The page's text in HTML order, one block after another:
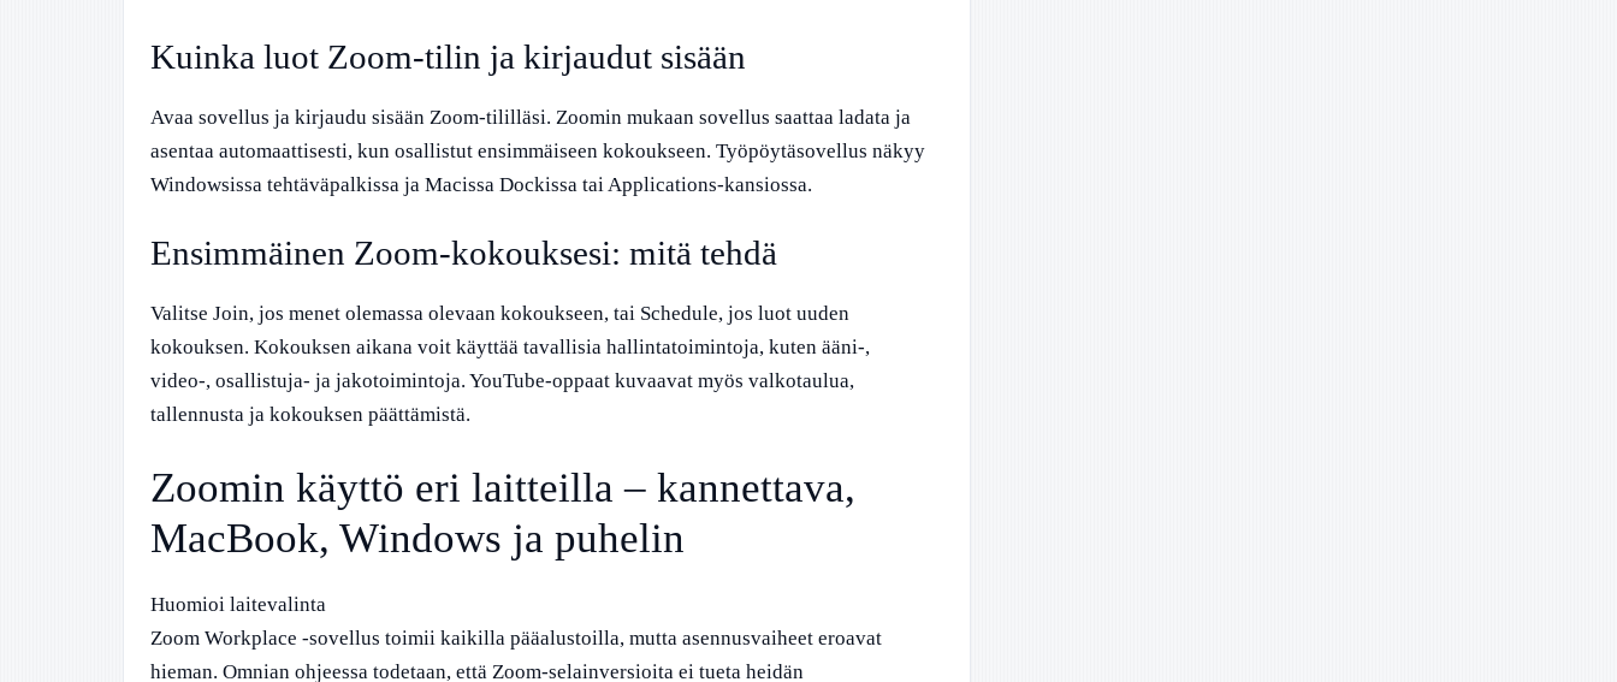
Kuinka luot Zoom-tilin ja kirjaudut sisään
Avaa sovellus ja kirjaudu sisään Zoom-tililläsi. Zoomin mukaan sovellus saattaa ladata ja
asentaa automaattisesti, kun osallistut ensimmäiseen kokoukseen. Työpöytäsovellus näkyy
Windowsissa tehtäväpalkissa ja Macissa Dockissa tai Applications-kansiossa.
Ensimmäinen Zoom-kokouksesi: mitä tehdä
Valitse Join, jos menet olemassa olevaan kokoukseen, tai Schedule, jos luot uuden
kokouksen. Kokouksen aikana voit käyttää tavallisia hallintatoimintoja, kuten ääni-,
video-, osallistuja- ja jakotoimintoja. YouTube-oppaat kuvaavat myös valkotaulua,
tallennusta ja kokouksen päättämistä.
Zoomin käyttö eri laitteilla – kannettava,
MacBook, Windows ja puhelin
Huomioi laitevalinta
Zoom Workplace -sovellus toimii kaikilla pääalustoilla, mutta asennusvaiheet eroavat
hieman. Omnian ohjeessa todetaan, että Zoom-selainversioita ei tueta heidän